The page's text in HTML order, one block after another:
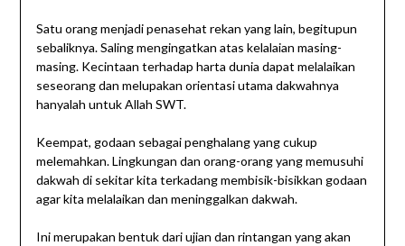
Satu orang menjadi penasehat rekan yang lain, begitupun
sebaliknya. Saling mengingatkan atas kelalaian masing-
masing. Kecintaan terhadap harta dunia dapat melalaikan
seseorang dan melupakan orientasi utama dakwahnya
hanyalah untuk Allah SWT.
Keempat, godaan sebagai penghalang yang cukup
melemahkan. Lingkungan dan orang-orang yang memusuhi
dakwah di sekitar kita terkadang membisik-bisikkan godaan
agar kita melalaikan dan meninggalkan dakwah.
Ini merupakan bentuk dari ujian dan rintangan yang akan